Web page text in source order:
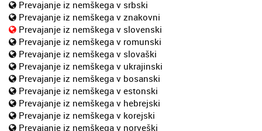
Prevajanje iz nemškega v srbski
Prevajanje iz nemškega v znakovni
Prevajanje iz nemškega v slovenski
Prevajanje iz nemškega v romunski
Prevajanje iz nemškega v slovaški
Prevajanje iz nemškega v ukrajinski
Prevajanje iz nemškega v bosanski
Prevajanje iz nemškega v estonski
Prevajanje iz nemškega v hebrejski
Prevajanje iz nemškega v korejski
Prevajanje iz nemškega v norveški